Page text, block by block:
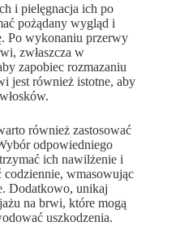
i pielęgnacja ich po
pożądany wygląd i
Po wykonaniu przerwy
zwłaszcza w
zapobiec rozmazaniu
jest również istotne, aby
również zastosować
odpowiedniego
ich nawilżenie i
wmasowując
Dodatkowo, unikaj
na brwi, które mogą
uszkodzenia.